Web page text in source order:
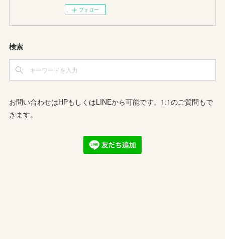
フォロー
検索
お問い合わせはHPもしくはLINEから可能です。1:1のご質問もで
きます。